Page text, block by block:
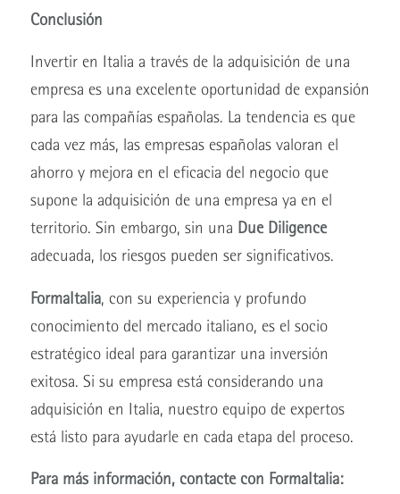
Conclusión
Invertir en Italia a través de la adquisición de una
empresa es una excelente oportunidad de expansión
para las compañías españolas. La tendencia es que
cada vez más, las empresas españolas valoran el
ahorro y mejora en el eficacia del negocio que
supone la adquisición de una empresa ya en el
territorio. Sin embargo, sin una Due Diligence
adecuada, los riesgos pueden ser significativos.
FormaItalia, con su experiencia y profundo
conocimiento del mercado italiano, es el socio
estratégico ideal para garantizar una inversión
exitosa. Si su empresa está considerando una
adquisición en Italia, nuestro equipo de expertos
está listo para ayudarle en cada etapa del proceso.
Para más información, contacte con FormaItalia: